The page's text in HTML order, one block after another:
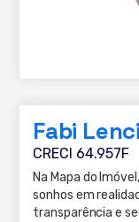
Fabi
CRECI 64.957F
Na Mapa do
sonhos em
transparência e